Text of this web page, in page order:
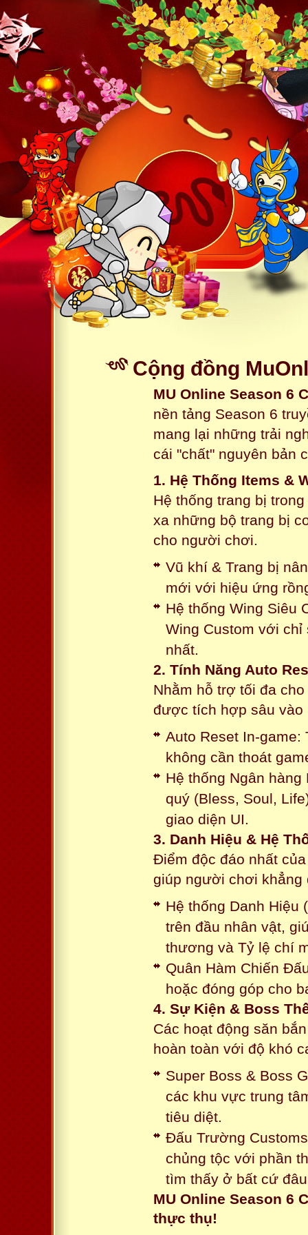
Cộng đồng
MU Online Season 6
nền tảng Season 6
mang lại những trải
cái "chất" nguyên bản
1. Hệ Thống Items &
Hệ thống trang bị
xa những bộ trang bị
cho người chơi.
Vũ khí & Trang bị
mới với hiệu ứng
Hệ thống Wing Siêu
Wing Custom với
nhất.
2. Tính Năng Auto
Nhằm hỗ trợ tối đa
được tích hợp sâu vào
Auto Reset In-game:
không cần thoát
Hệ thống Ngân
quý (Bless, Soul,
giao diện UI.
3. Danh Hiệu & Hệ
Điểm độc đáo nhất
giúp người chơi khẳng
Hệ thống Danh Hiệu
trên đầu nhân vật,
thương và Tỷ lệ chí
Quân Hàm Chiến
hoặc đóng góp cho
4. Sự Kiện & Boss
Các hoạt động săn
hoàn toàn với độ khó
Super Boss & Boss
các khu vực trung
tiêu diệt.
Đấu Trường
chủng tộc với phần
tìm thấy ở bất cứ
MU Online Season 6
thực thụ!